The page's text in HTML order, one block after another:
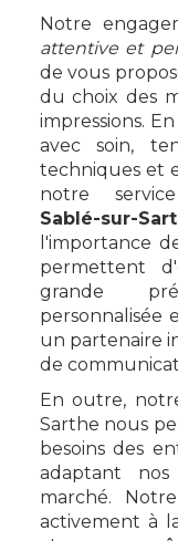
Notre
attentive et
de vous
du choix des
impressions.
avec soin,
techniques et
notre
Sablé-sur-
l'importance
permettent
grande
personnalisée
un partenaire
de
En outre,
Sarthe nous
besoins des
adaptant
marché.
activement à